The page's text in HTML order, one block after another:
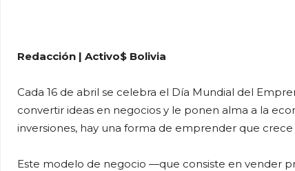
Redacción | Activo$ Bolivia
Cada 16 de abril se celebra el Día Mundial del
convertir ideas en negocios y le ponen alma a la
inversiones, hay una forma de emprender que
Este modelo de negocio —que consiste en vender